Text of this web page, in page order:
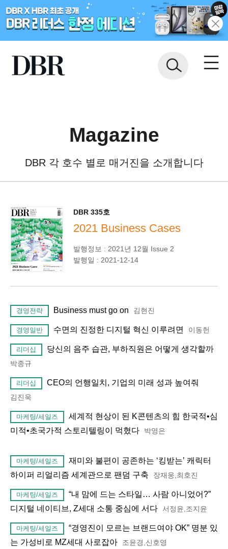
Magazine
DBR 각 호수 별로 매거진을 소개합니다
DBR 335호
2021 Business Cases
발행정보 : 2021년 12월 Issue 2
발행일 : 2021-12-14
경영전략 Business must go on 김현진
경영일반 수면의 진정한 디지털 혁신 이루려면 이동헌
리더십 당신의 음주 습관, 부하직원은 어떻게 생각할까
박종규
리더십 CEO의 언행일치, 기업의 미래 성과 높여줘
김진욱
마케팅/세일즈
세계적 현상이 된 K콘텐츠의 힘 한국적•심
미적•초국가적 스토리텔링이 먹혔다
박영은
마케팅/세일즈
재미와 불편이 공존하는 ‘킹받는’ 캐릭터
하이퍼 리얼리즘 세계관으로 팬덤 구축
장재웅,최호진
마케팅/세일즈
“내 맘에 드는 스타일… 사람 아니었어?”
디지털 네이티브, Z세대 소통 중심에 서다 서정윤,조지윤
마케팅/세일즈
“경영진이 모르는 브랜드여야 OK” 명분 있
는 가성비로 MZ세대 사로잡아
조윤경,신호영